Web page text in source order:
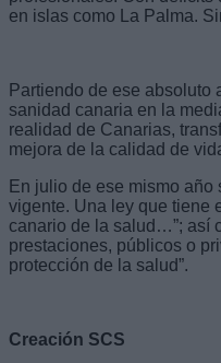
en islas como La Palma.
Partiendo de ese absoluto
sanidad canaria en la
realidad de Canarias,
mejora de la calidad de
En julio de ese mismo
vigente. Una ley que tiene
canario de la salud…”; así
prestaciones, públicos o
protección de la salud”.
Creación SCS